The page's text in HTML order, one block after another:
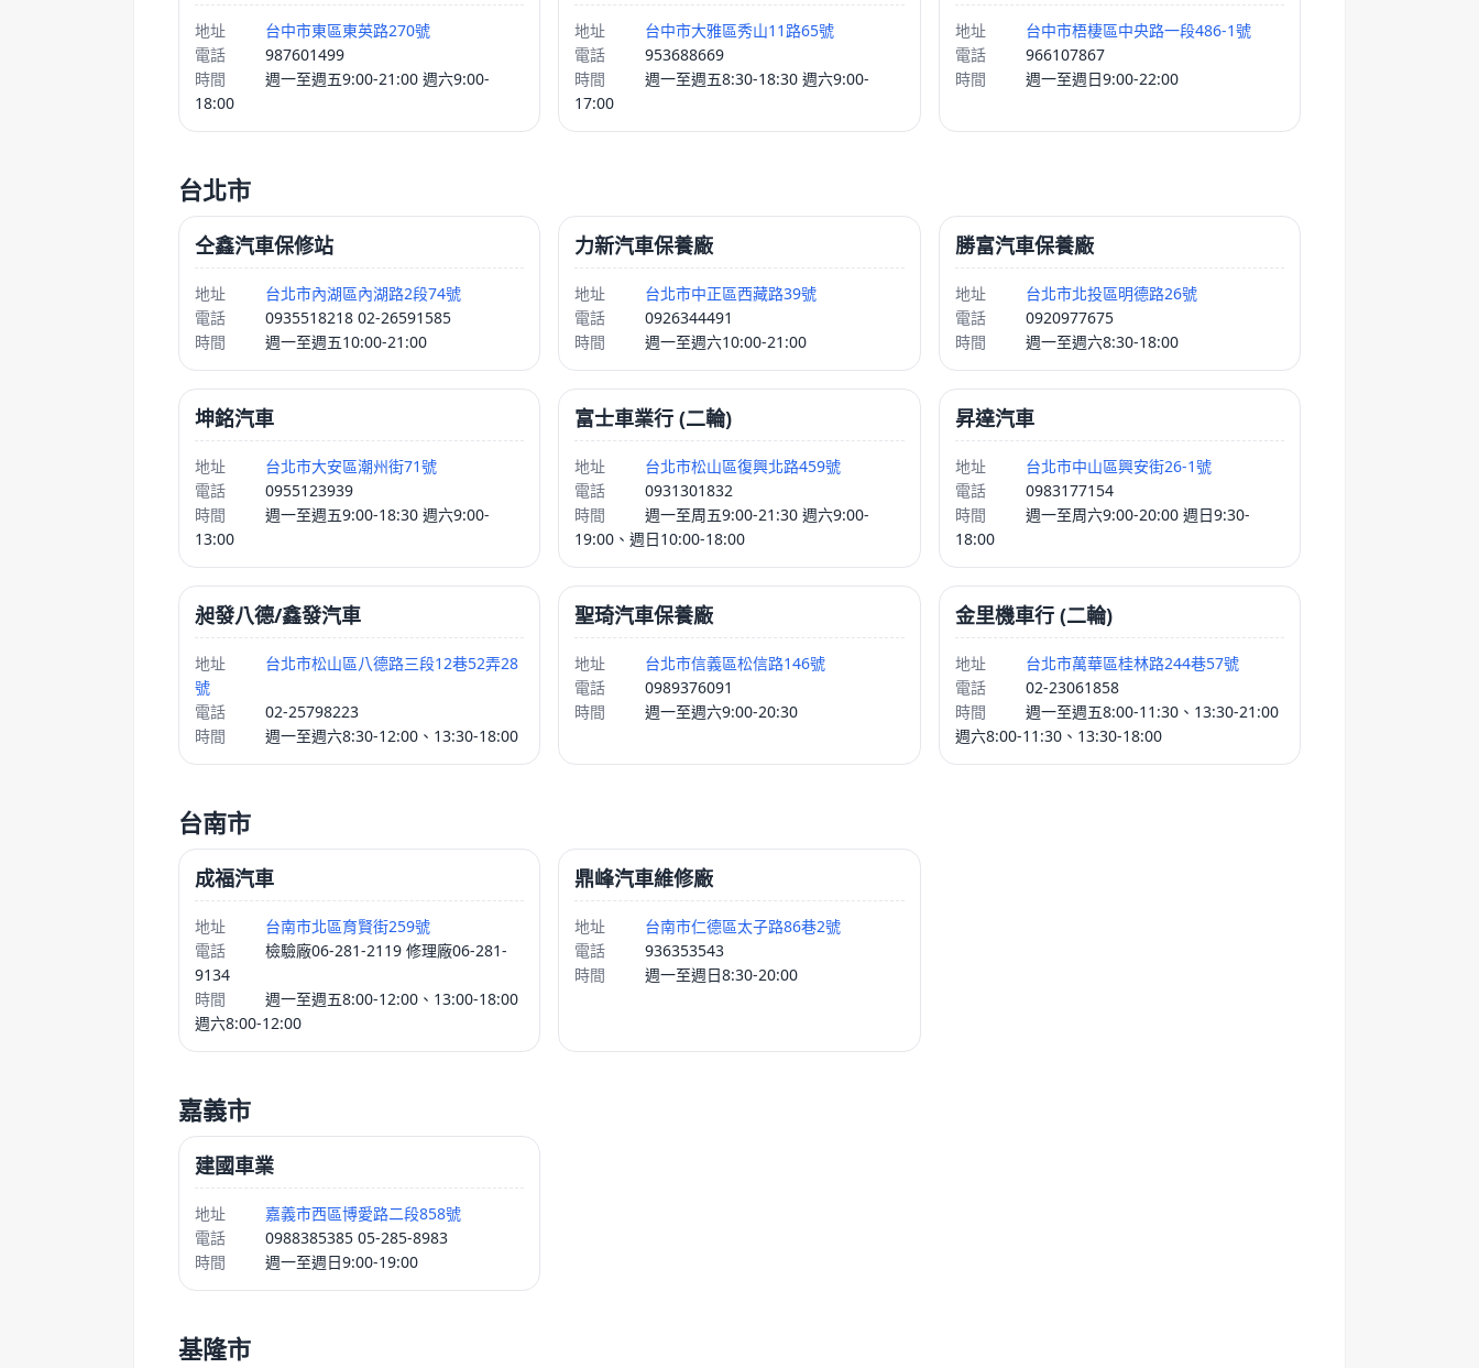
地址
台中市東區東英路270號
電話
987601499
時間
週一至週五9:00-21:00 週六9:00-
18:00
地址
台中市大雅區秀山11路65號
電話
953688669
時間
週一至週五8:30-18:30 週六9:00-
17:00
地址
台中市梧棲區中央路一段486-1號
電話
966107867
時間
週一至週日9:00-22:00
台北市
仝鑫汽車保修站
地址
台北市內湖區內湖路2段74號
電話
0935518218 02-26591585
時間
週一至週五10:00-21:00
力新汽車保養廠
地址
台北市中正區西藏路39號
電話
0926344491
時間
週一至週六10:00-21:00
勝富汽車保養廠
地址
台北市北投區明德路26號
電話
0920977675
時間
週一至週六8:30-18:00
坤銘汽車
地址
台北市大安區潮州街71號
電話
0955123939
時間
週一至週五9:00-18:30 週六9:00-
13:00
富士車業行 (二輪)
地址
台北市松山區復興北路459號
電話
0931301832
時間
週一至周五9:00-21:30 週六9:00-
19:00、週日10:00-18:00
昇達汽車
地址
台北市中山區興安街26-1號
電話
0983177154
時間
週一至周六9:00-20:00 週日9:30-
18:00
昶發八德/鑫發汽車
地址
台北市松山區八德路三段12巷52弄28
號
電話
02-25798223
時間
週一至週六8:30-12:00、13:30-18:00
聖琦汽車保養廠
地址
台北市信義區松信路146號
電話
0989376091
時間
週一至週六9:00-20:30
金里機車行 (二輪)
地址
台北市萬華區桂林路244巷57號
電話
02-23061858
時間
週一至週五8:00-11:30、13:30-21:00
週六8:00-11:30、13:30-18:00
台南市
成福汽車
地址
台南市北區育賢街259號
電話
檢驗廠06-281-2119 修理廠06-281-
9134
時間
週一至週五8:00-12:00、13:00-18:00
週六8:00-12:00
鼎峰汽車維修廠
地址
台南市仁德區太子路86巷2號
電話
936353543
時間
週一至週日8:30-20:00
嘉義市
建國車業
地址
嘉義市西區博愛路二段858號
電話
0988385385 05-285-8983
時間
週一至週日9:00-19:00
基隆市